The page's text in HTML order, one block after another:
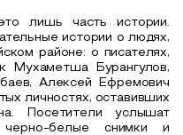
лишь часть истории.
истории о людях,
районе: о писателях,
Мухаметша Бурангулов,
Алексей Ефремович
личностях, оставивших
Посетители услышат
белые снимки и